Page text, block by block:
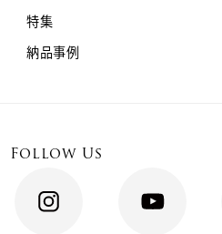
特集
納品事例
Follow Us